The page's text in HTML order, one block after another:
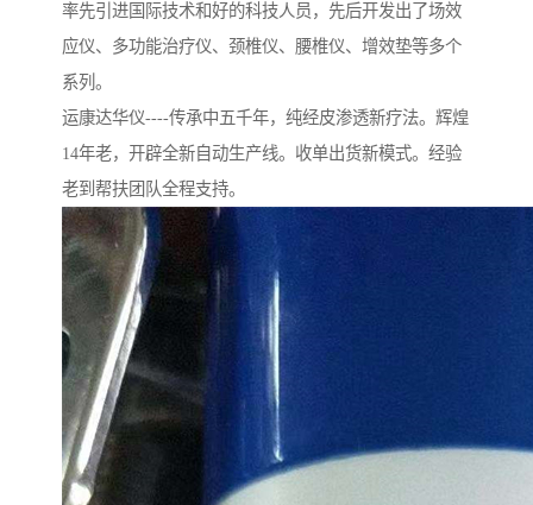
率先引进国际技术和好的科技人员，先后开发出了场效
应仪、多功能治疗仪、颈椎仪、腰椎仪、增效垫等多个
系列。
运康达华仪----传承中五千年，纯经皮渗透新疗法。辉煌
14年老，开辟全新自动生产线。收单出货新模式。经验
老到帮扶团队全程支持。